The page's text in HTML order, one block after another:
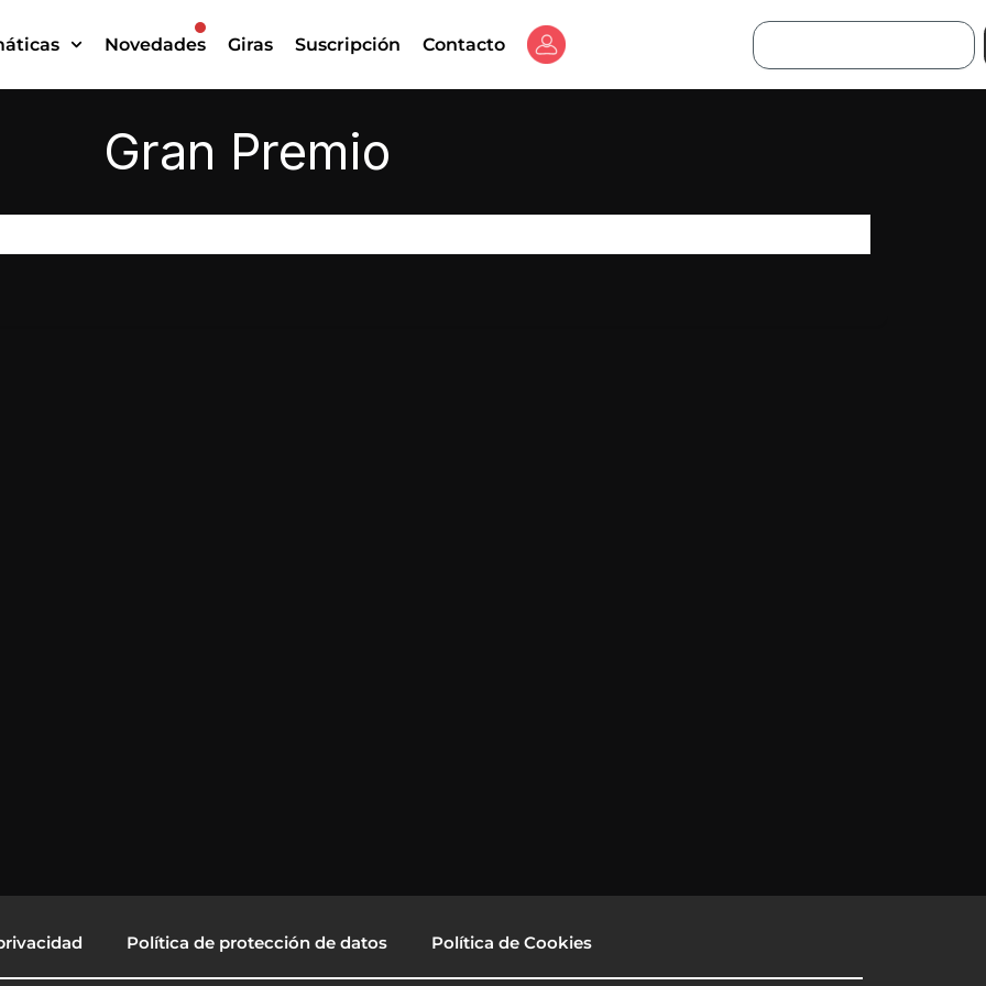
Novedades Giras Suscripción Contacto
Buscar
Gran Premio
Política de protección de datos Política de Cookies